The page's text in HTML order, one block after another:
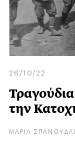
26/10/22
Τραγούδια
την
ΜΑΡΙΑ